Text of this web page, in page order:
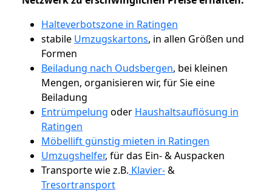
Halteverbotszone in Ratingen
stabile Umzugskartons, in allen Größen und
Formen
Beiladung nach Oudsbergen, bei kleinen
Mengen, organisieren wir, für Sie eine
Beiladung
Entrümpelung oder Haushaltsauflösung in
Ratingen
Möbellift günstig mieten in Ratingen
Umzugshelfer, für das Ein- & Auspacken
Transporte wie z.B. Klavier-&
Tresortransport